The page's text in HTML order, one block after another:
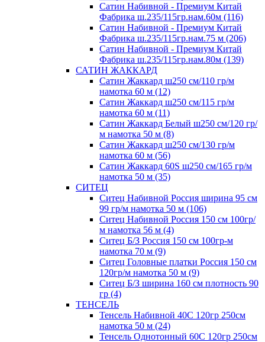
Сатин Набивной - Премиум Китай
Фабрика ш.235/115гр.нам.60м (116)
Сатин Набивной - Премиум Китай
Фабрика ш.235/115гр.нам.75 м (206)
Сатин Набивной - Премиум Китай
Фабрика ш.235/115гр.нам.80м (139)
САТИН ЖАККАРД
Сатин Жаккард ш250 см/110 гр/м
намотка 60 м (12)
Сатин Жаккард ш250 см/115 гр/м
намотка 60 м (11)
Сатин Жаккард Белый ш250 см/120 гр/
м намотка 50 м (8)
Сатин Жаккард ш250 см/130 гр/м
намотка 60 м (56)
Сатин Жаккард 60S ш250 см/165 гр/м
намотка 50 м (35)
СИТЕЦ
Ситец Набивной Россия ширина 95 см
99 гр/м намотка 50 м (106)
Ситец Набивной Россия 150 см 100гр/
м намотка 56 м (4)
Ситец Б/З Россия 150 см 100гр-м
намотка 70 м (9)
Ситец Головные платки Россия 150 см
120гр/м намотка 50 м (9)
Ситец Б/З ширина 160 см плотность 90
гр (4)
ТЕНСЕЛЬ
Тенсель Набивной 40С 120гр 250см
намотка 50 м (24)
Тенсель Однотонный 60С 120гр 250см